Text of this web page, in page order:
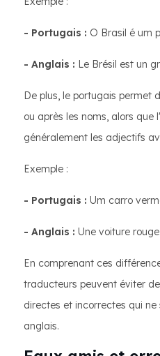
- Portugais : O Brasil é um
- Anglais : Le Brésil est un
De plus, le portugais permet
ou après les noms, alors que
généralement les adjectifs
Exemple :
- Portugais : Um carro
- Anglais : Une voiture rouge.
En comprenant ces
traducteurs peuvent éviter
directes et incorrectes qui
anglais.